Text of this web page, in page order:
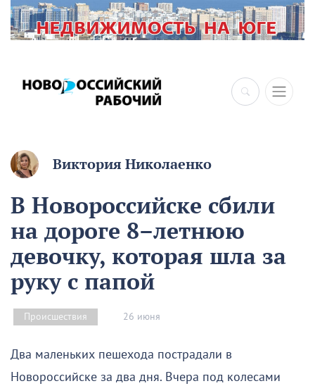
×
Виктория Николаенко
В Новороссийске сбили
на дороге 8–летнюю
девочку, которая шла за
руку с папой
Происшествия 26 июня
Два маленьких пешехода пострадали в
Новороссийске за два дня. Вчера под колесами